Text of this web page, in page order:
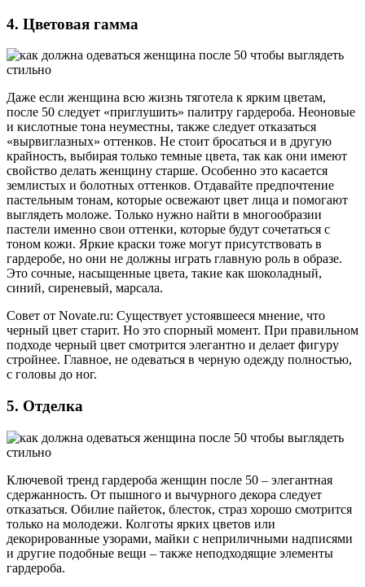
4. Цветовая гамма
Даже если женщина всю жизнь тяготела к ярким цветам,
после 50 следует «приглушить» палитру гардероба. Неоновые
и кислотные тона неуместны, также следует отказаться
«вырвиглазных» оттенков. Не стоит бросаться и в другую
крайность, выбирая только темные цвета, так как они имеют
свойство делать женщину старше. Особенно это касается
землистых и болотных оттенков. Отдавайте предпочтение
пастельным тонам, которые освежают цвет лица и помогают
выглядеть моложе. Только нужно найти в многообразии
пастели именно свои оттенки, которые будут сочетаться с
тоном кожи. Яркие краски тоже могут присутствовать в
гардеробе, но они не должны играть главную роль в образе.
Это сочные, насыщенные цвета, такие как шоколадный,
синий, сиреневый, марсала.
Совет от Novate.ru: Существует устоявшееся мнение, что
черный цвет старит. Но это спорный момент. При правильном
подходе черный цвет смотрится элегантно и делает фигуру
стройнее. Главное, не одеваться в черную одежду полностью,
с головы до ног.
5. Отделка
Ключевой тренд гардероба женщин после 50 – элегантная
сдержанность. От пышного и вычурного декора следует
отказаться. Обилие пайеток, блесток, страз хорошо смотрится
только на молодежи. Колготы ярких цветов или
декорированные узорами, майки с неприличными надписями
и другие подобные вещи – также неподходящие элементы
гардероба.